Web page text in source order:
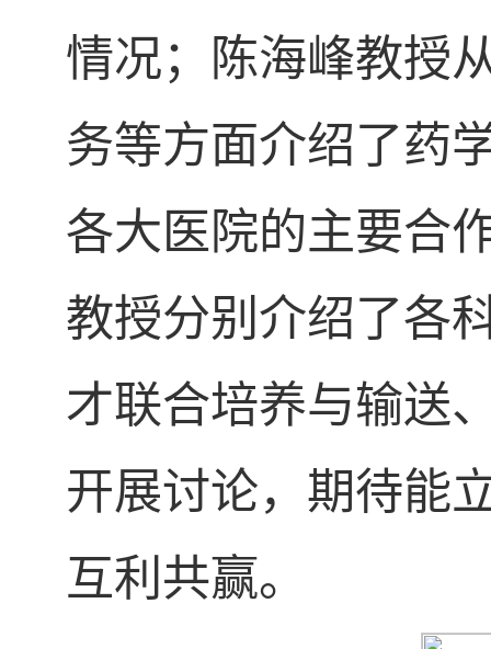
情况；陈海峰教授
务等方面介绍了药
各大医院的主要合
教授分别介绍了各
才联合培养与输送
开展讨论，期待能
互利共赢。